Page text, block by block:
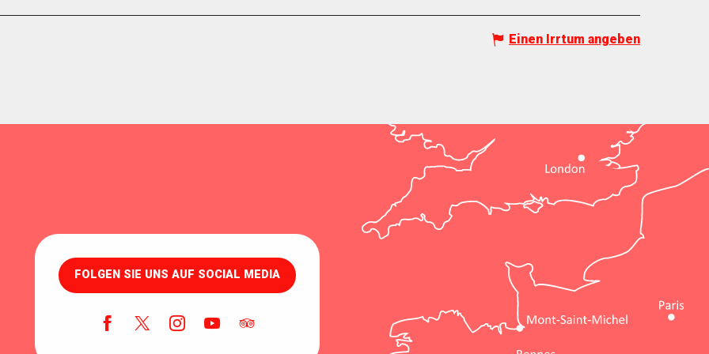
Einen Irrtum angeben
FOLGEN SIE UNS AUF SOCIAL MEDIA